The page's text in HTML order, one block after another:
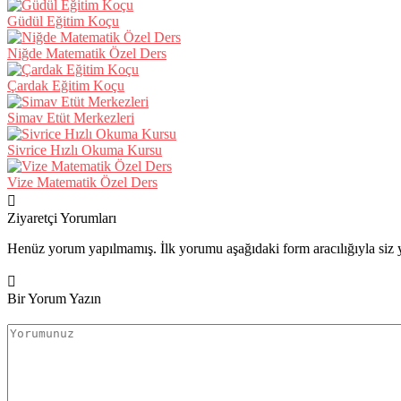
Güdül Eğitim Koçu
Niğde Matematik Özel Ders
Çardak Eğitim Koçu
Simav Etüt Merkezleri
Sivrice Hızlı Okuma Kursu
Vize Matematik Özel Ders
Ziyaretçi Yorumları
Henüz yorum yapılmamış. İlk yorumu aşağıdaki form aracılığıyla
Bir Yorum Yazın